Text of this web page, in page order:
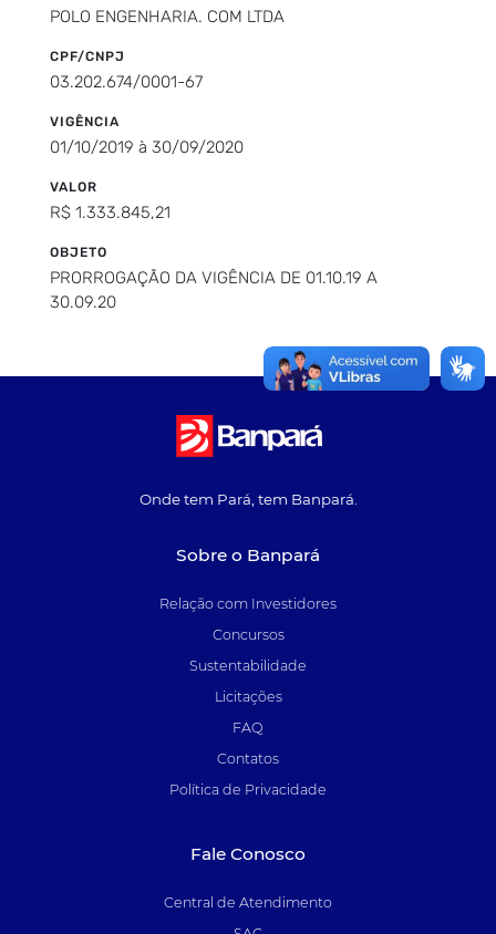
POLO ENGENHARIA. COM LTDA
CPF/CNPJ
03.202.674/0001-67
VIGÊNCIA
01/10/2019 à 30/09/2020
VALOR
R$ 1.333.845,21
OBJETO
PRORROGAÇÃO DA VIGÊNCIA DE 01.10.19 A
30.09.20
Onde tem Pará, tem Banpará.
Sobre o Banpará
Relação com Investidores
Concursos
Sustentabilidade
Licitações
FAQ
Contatos
Política de Privacidade
Fale Conosco
Central de Atendimento